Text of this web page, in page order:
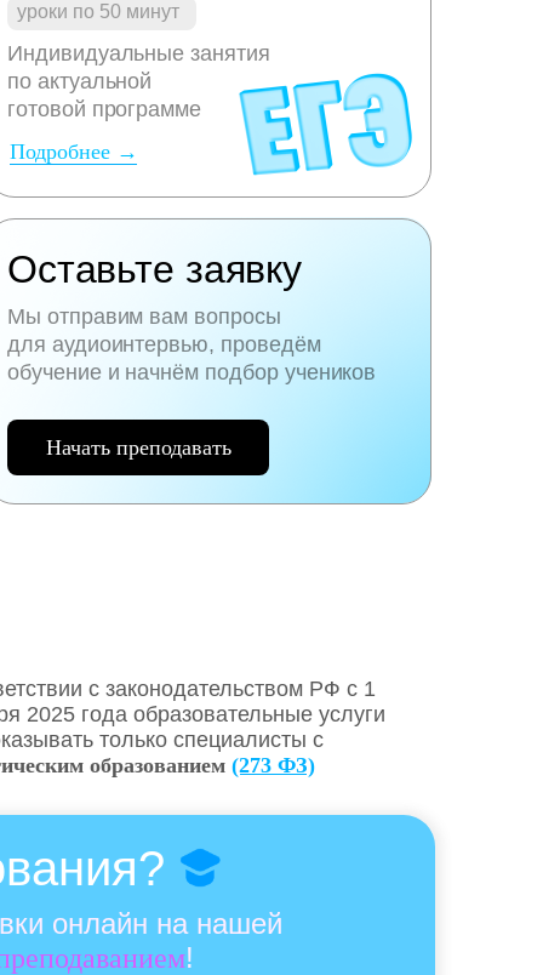
Мы отправим вам вопросы
для аудиоинтервью, проведём
обучение и начнём подбор учеников
Оставьте заявку
Подробнее →
уроки по 50 минут
Индивидуальные занятия
по актуальной
готовой программе
Начать преподавать
с законодательством РФ c 1
2025 года образовательные услуги
только специалисты с
образованием (273 ФЗ)
онлайн на нашей
!